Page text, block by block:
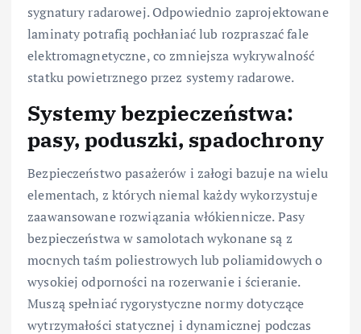
sygnatury radarowej. Odpowiednio zaprojektowane
laminaty potrafią pochłaniać lub rozpraszać fale
elektromagnetyczne, co zmniejsza wykrywalność
statku powietrznego przez systemy radarowe.
Systemy bezpieczeństwa:
pasy, poduszki, spadochrony
Bezpieczeństwo pasażerów i załogi bazuje na wielu
elementach, z których niemal każdy wykorzystuje
zaawansowane rozwiązania włókiennicze. Pasy
bezpieczeństwa w samolotach wykonane są z
mocnych taśm poliestrowych lub poliamidowych o
wysokiej odporności na rozerwanie i ścieranie.
Muszą spełniać rygorystyczne normy dotyczące
wytrzymałości statycznej i dynamicznej podczas